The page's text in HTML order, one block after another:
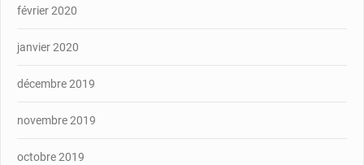
février 2020
janvier 2020
décembre 2019
novembre 2019
octobre 2019